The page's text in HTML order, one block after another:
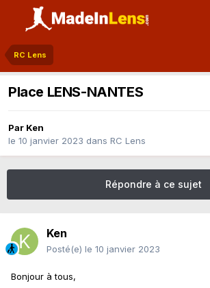
RC Lens
Place LENS-NANTES
Par Ken
le 10 janvier 2023 dans RC Lens
Répondre à ce sujet
Ken
Posté(e) le 10 janvier 2023
Bonjour à tous,